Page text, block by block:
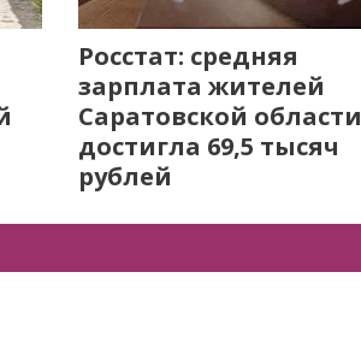
Росстат: средняя
зарплата жителей
Саратовской области
достигла 69,5 тысяч
рублей